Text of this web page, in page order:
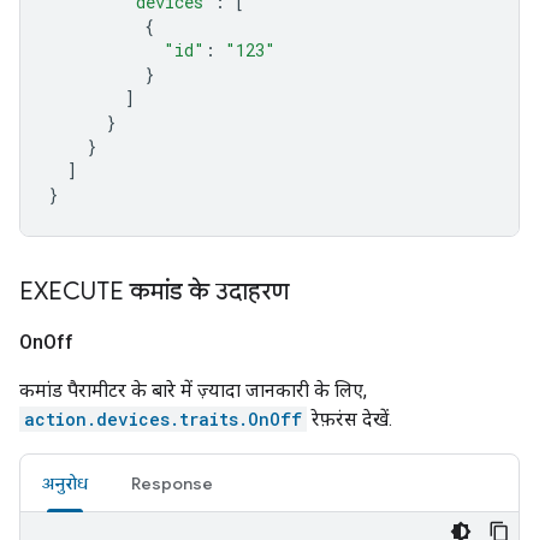
{
"id" :
"123"
}
]
}
}
]
}
EXECUTE कमांड के उदाहरण
OnOff
कमांड पैरामीटर के बारे में ज़्यादा जानकारी के लिए,
action.devices.traits.OnOff रेफ़रंस देखें.
अनुरोध Response